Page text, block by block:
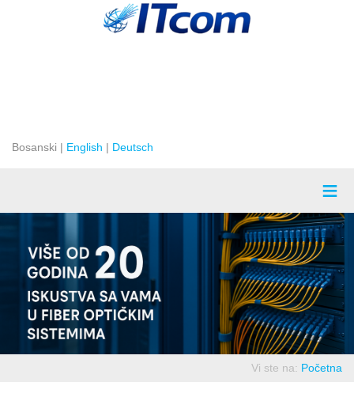
Bosanski | English | Deutsch
≡
Vi ste na: Početna